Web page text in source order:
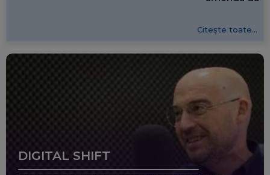
Citește toate...
DIGITAL SHIFT